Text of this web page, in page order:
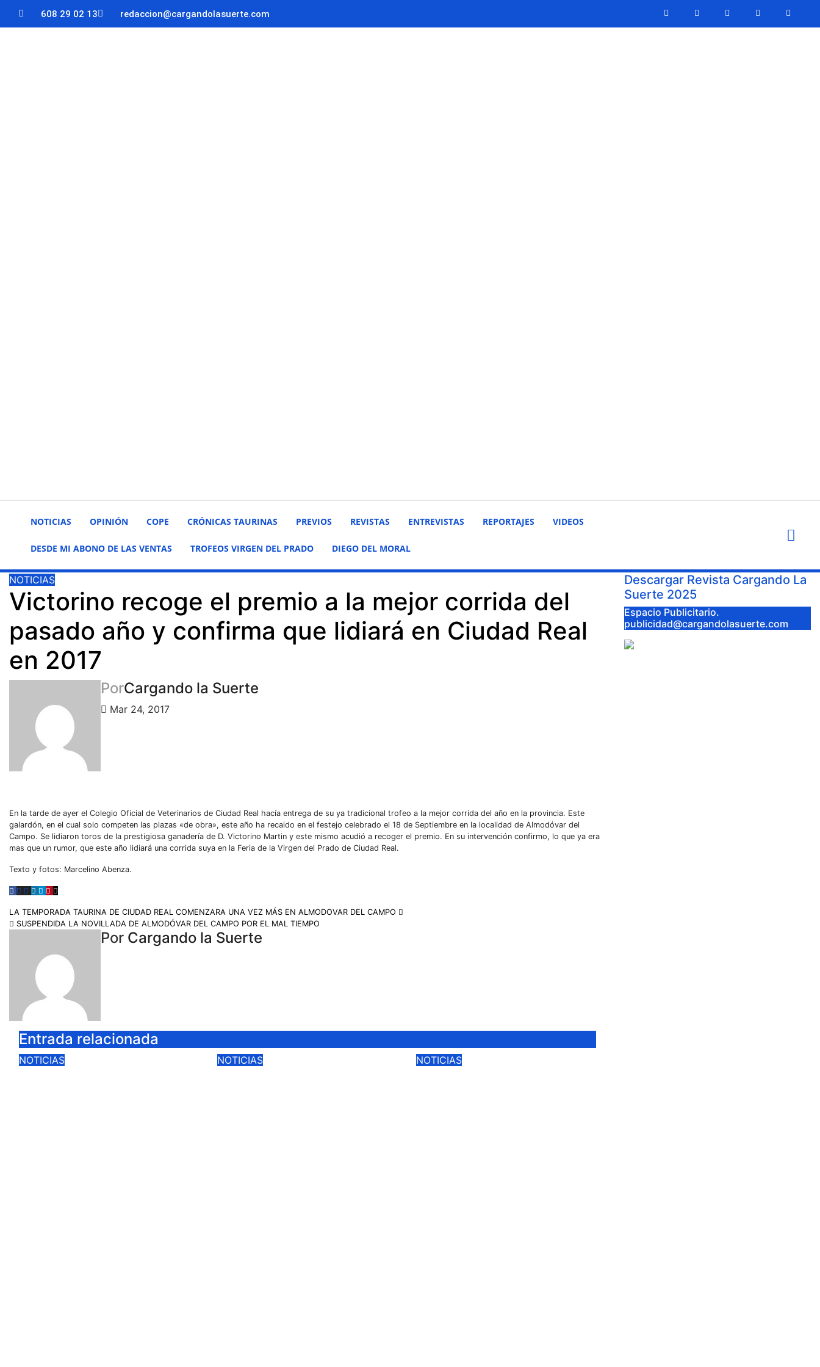
608 29 02 13 redaccion@cargandolasuerte.com
NOTICIAS OPINIÓN COPE CRÓNICAS TAURINAS PREVIOS REVISTAS ENTREVISTAS REPORTAJES VIDEOS
DESDE MI ABONO DE LAS VENTAS TROFEOS VIRGEN DEL PRADO DIEGO DEL MORAL
NOTICIAS
Victorino recoge el premio a la mejor corrida del
pasado año y confirma que lidiará en Ciudad Real
en 2017
PorCargando la Suerte
Mar 24, 2017
En la tarde de ayer el Colegio Oficial de Veterinarios de Ciudad Real hacía entrega de su ya tradicional trofeo a la mejor corrida del año en la provincia. Este
galardón, en el cual solo competen las plazas «de obra», este año ha recaido en el festejo celebrado el 18 de Septiembre en la localidad de Almodóvar del
Campo. Se lidiaron toros de la prestigiosa ganadería de D. Victorino Martin y este mismo acudió a recoger el premio. En su intervención confirmo, lo que ya era
mas que un rumor, que este año lidiará una corrida suya en la Feria de la Virgen del Prado de Ciudad Real.
Texto y fotos: Marcelino Abenza.
LA TEMPORADA TAURINA DE CIUDAD REAL COMENZARA UNA VEZ MÁS EN ALMODOVAR DEL CAMPO
SUSPENDIDA LA NOVILLADA DE ALMODÓVAR DEL CAMPO POR EL MAL TIEMPO
Por Cargando la Suerte
Entrada relacionada
NOTICIAS NOTICIAS NOTICIAS
Descargar Revista Cargando La
Suerte 2025
Espacio Publicitario.
publicidad@cargandolasuerte.com